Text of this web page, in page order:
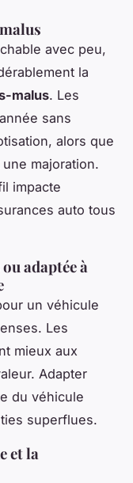
avec peu,
la
malus. Les
sans
alors que
majoration.
impacte
auto tous
adaptée à
un véhicule
Les
mieux aux
Adapter
du véhicule
superflues.
et la